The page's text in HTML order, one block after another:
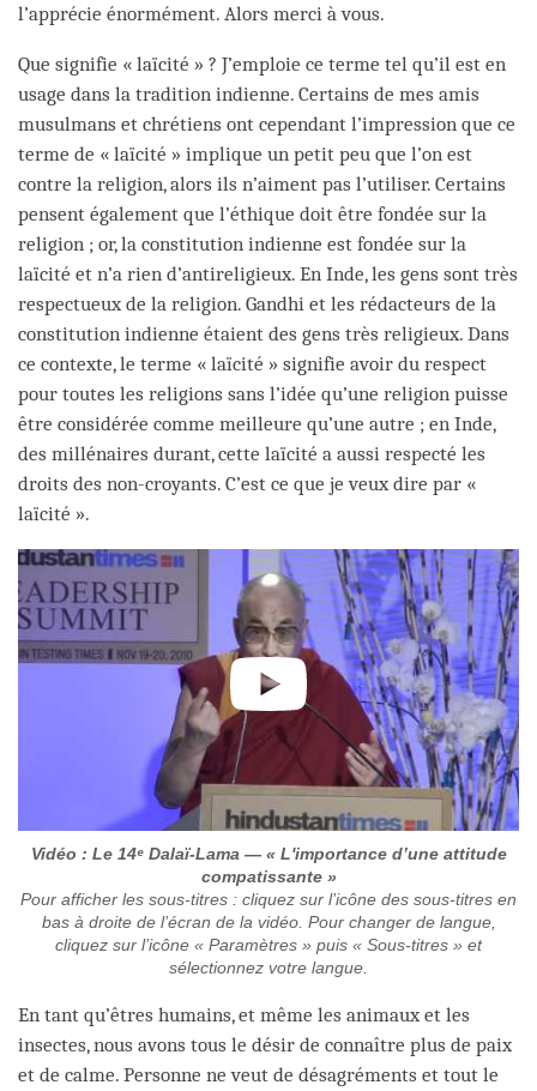
l’apprécie énormément. Alors merci à vous.
Que signifie « laïcité » ? J’emploie ce terme tel qu’il est en
usage dans la tradition indienne. Certains de mes amis
musulmans et chrétiens ont cependant l’impression que ce
terme de « laïcité » implique un petit peu que l’on est
contre la religion, alors ils n’aiment pas l’utiliser. Certains
pensent également que l’éthique doit être fondée sur la
religion ; or, la constitution indienne est fondée sur la
laïcité et n’a rien d’antireligieux. En Inde, les gens sont très
respectueux de la religion. Gandhi et les rédacteurs de la
constitution indienne étaient des gens très religieux. Dans
ce contexte, le terme « laïcité » signifie avoir du respect
pour toutes les religions sans l’idée qu’une religion puisse
être considérée comme meilleure qu’une autre ; en Inde,
des millénaires durant, cette laïcité a aussi respecté les
droits des non-croyants. C’est ce que je veux dire par «
laïcité ».
Vidéo : Le 14ᵉ Dalaï-Lama — « L'importance d’une attitude
compatissante »
Pour afficher les sous-titres : cliquez sur l’icône des sous-titres en
bas à droite de l’écran de la vidéo. Pour changer de langue,
cliquez sur l’icône « Paramètres » puis « Sous-titres » et
sélectionnez votre langue.
En tant qu’êtres humains, et même les animaux et les
insectes, nous avons tous le désir de connaître plus de paix
et de calme. Personne ne veut de désagréments et tout le